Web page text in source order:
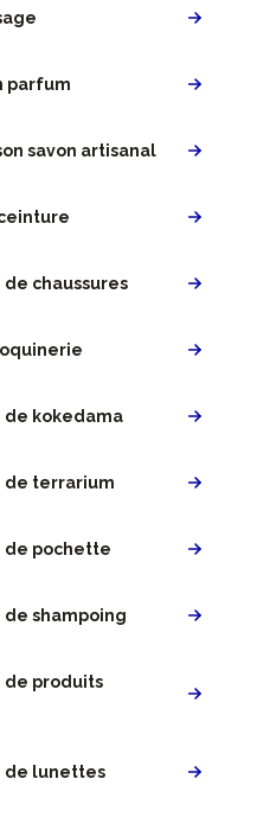
parfum
savon artisanal
chaussures
de kokedama
de terrarium
de pochette
shampoing
de produits
de lunettes